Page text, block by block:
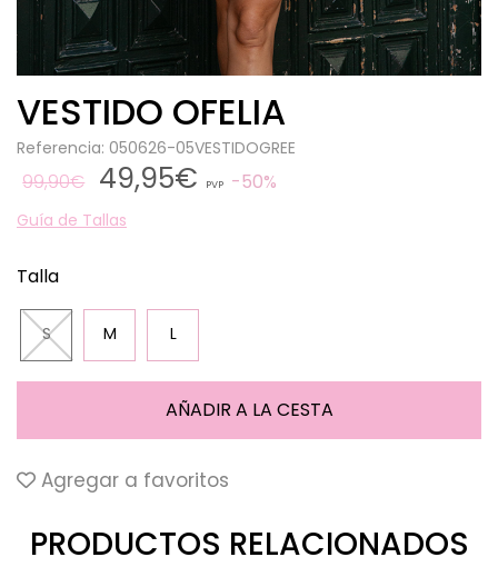
VESTIDO OFELIA
Referencia: 050626-05VESTIDOGREE
99,90€ 49,95€ PVP 50%
Guía de Tallas
Talla
S M L
Agregar a favoritos
PRODUCTOS RELACIONADOS